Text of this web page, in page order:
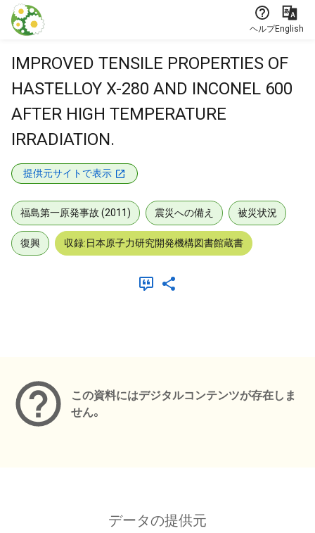
本文に飛ぶ
ヘルプEnglish
IMPROVED TENSILE PROPERTIES OF
HASTELLOY X-280 AND INCONEL 600
AFTER HIGH TEMPERATURE
IRRADIATION.
提供元サイトで表示
福島第一原発事故 (2011) 震災への備え 被災状況
復興 収録:日本原子力研究開発機構図書館蔵書
この資料にはデジタルコンテンツが存在しま
せん。
データの提供元